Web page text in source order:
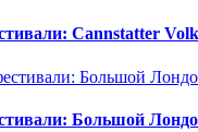
Cannstatter
Большой